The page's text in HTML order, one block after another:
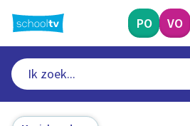
naar
hoofdinhoud
PO VO